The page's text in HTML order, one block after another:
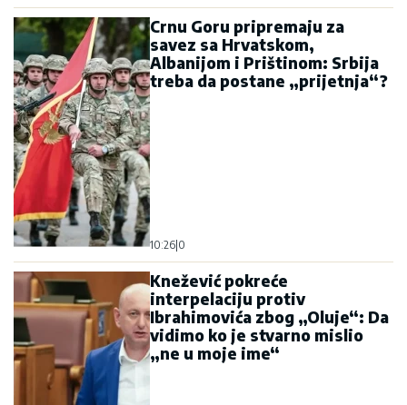
Crnu Goru pripremaju za
savez sa Hrvatskom,
Albanijom i Prištinom: Srbija
treba da postane „prijetnja“?
10:26 0
Knežević pokreće
interpelaciju protiv
Ibrahimovića zbog „Oluje“: Da
vidimo ko je stvarno mislio
„ne u moje ime“